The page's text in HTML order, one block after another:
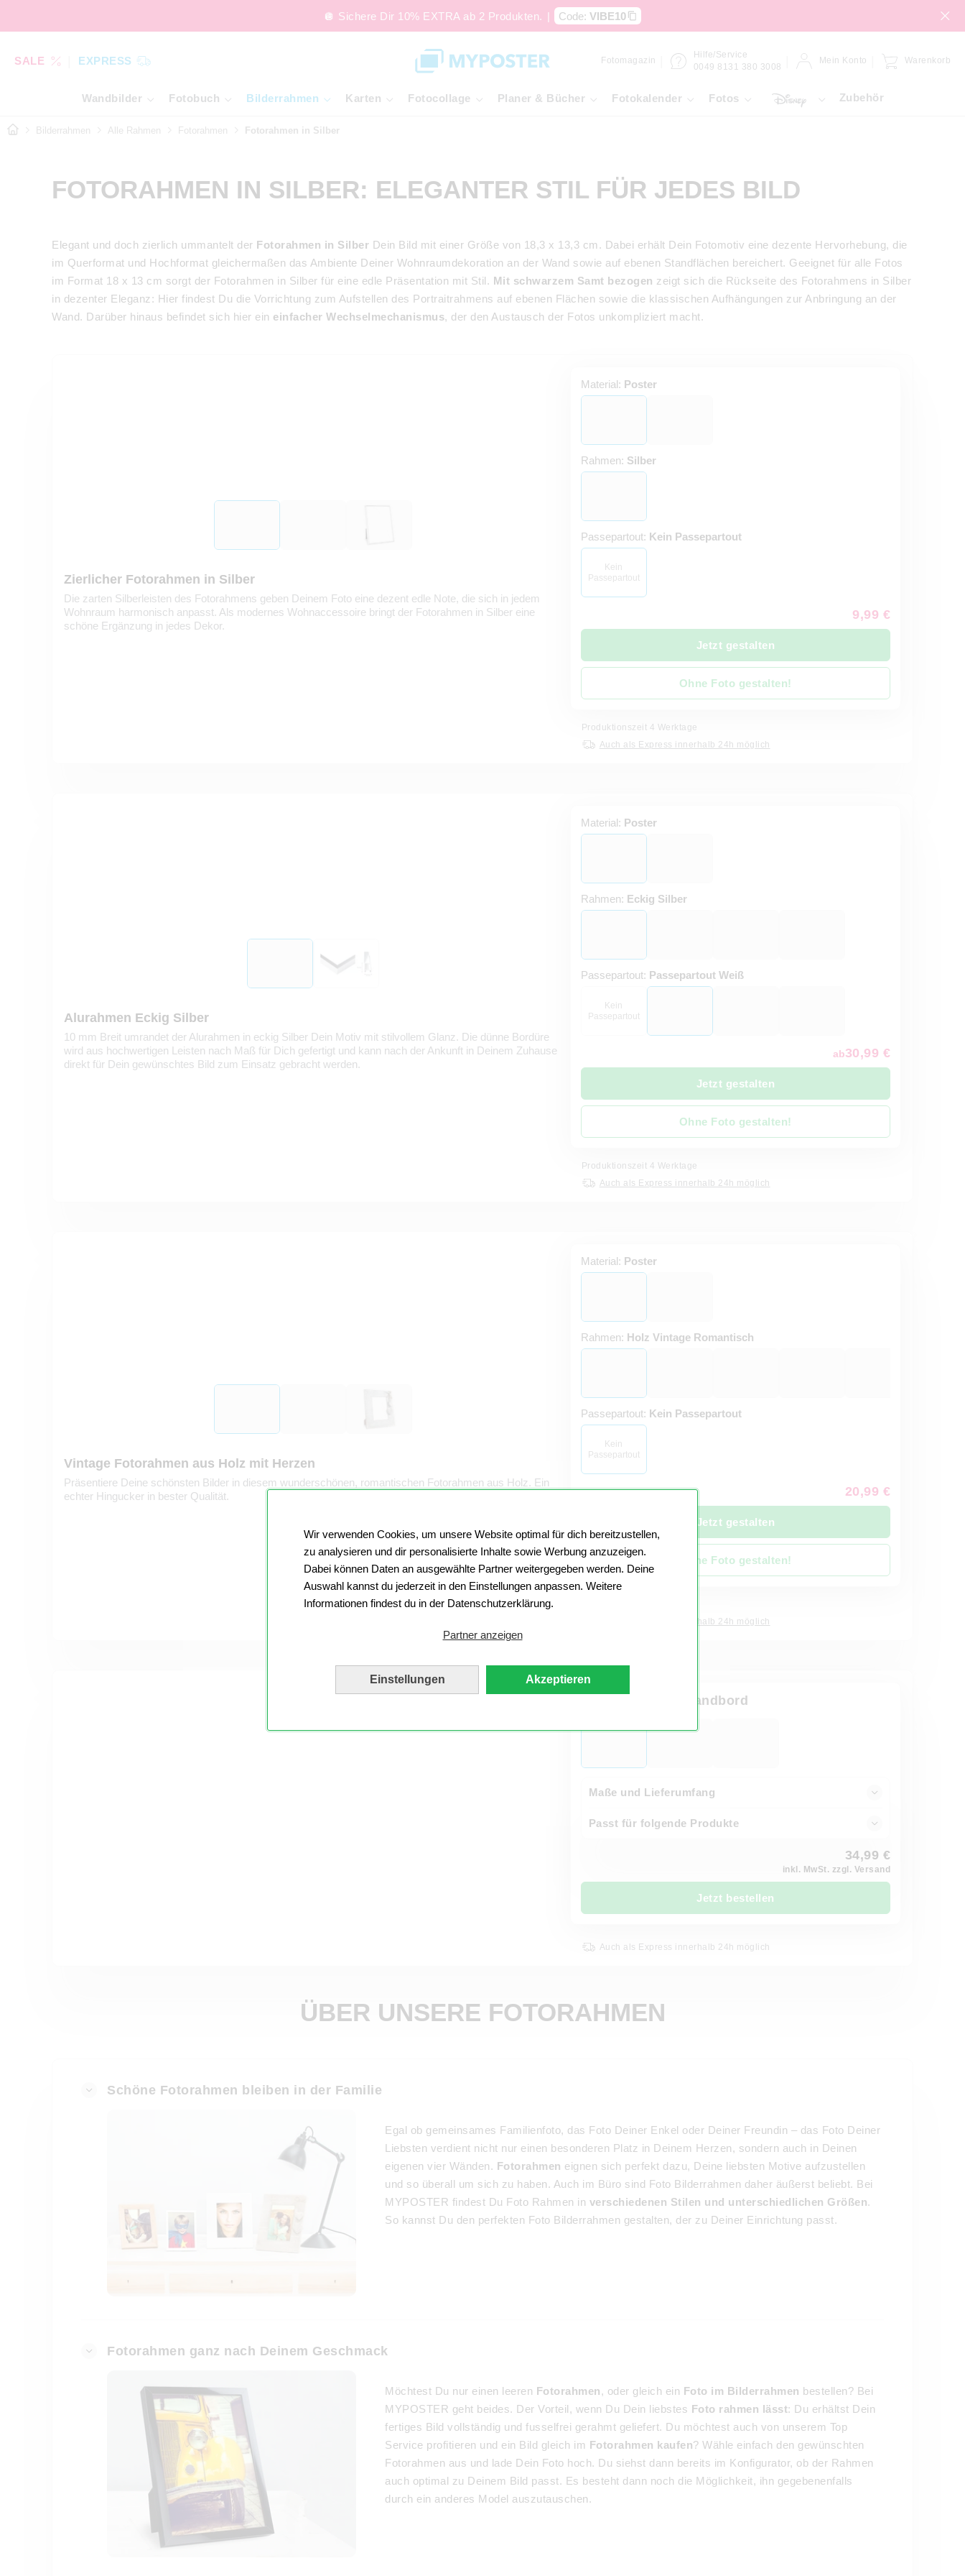
Wir verwenden Cookies, um unsere Website optimal für dich bereitzustellen,
zu analysieren und dir personalisierte Inhalte sowie Werbung anzuzeigen.
Dabei können Daten an ausgewählte Partner weitergegeben werden. Deine
Auswahl kannst du jederzeit in den Einstellungen anpassen. Weitere
Informationen findest du in der Datenschutzerklärung.
Partner anzeigen
Einstellungen Akzeptieren
🪩 Sichere Dir 10% EXTRA ab 2 Produkten. | Code: VIBE10
SALE EXPRESS Fotomagazin
Hilfe/Service
0049 8131 380 3008
Mein Konto Warenkorb
Wandbilder Fotobuch Bilderrahmen Karten Fotocollage Planer & Bücher Fotokalender Fotos Zubehör
Bilderrahmen Alle Rahmen Fotorahmen Fotorahmen in Silber
FOTORAHMEN IN SILBER: ELEGANTER STIL FÜR JEDES BILD
Elegant und doch zierlich ummantelt der Fotorahmen in Silber Dein Bild mit einer Größe von 18,3 x 13,3 cm. Dabei erhält Dein Fotomotiv eine dezente Hervorhebung, die
im Querformat und Hochformat gleichermaßen das Ambiente Deiner Wohnraumdekoration an der Wand sowie auf ebenen Standflächen bereichert. Geeignet für alle Fotos
im Format 18 x 13 cm sorgt der Fotorahmen in Silber für eine edle Präsentation mit Stil. Mit schwarzem Samt bezogen zeigt sich die Rückseite des Fotorahmens in Silber
in dezenter Eleganz: Hier findest Du die Vorrichtung zum Aufstellen des Portraitrahmens auf ebenen Flächen sowie die klassischen Aufhängungen zur Anbringung an der
Wand. Darüber hinaus befindet sich hier ein einfacher Wechselmechanismus, der den Austausch der Fotos unkompliziert macht.
Zierlicher Fotorahmen in Silber
Die zarten Silberleisten des Fotorahmens geben Deinem Foto eine dezent edle Note, die sich in jedem
Wohnraum harmonisch anpasst. Als modernes Wohnaccessoire bringt der Fotorahmen in Silber eine
schöne Ergänzung in jedes Dekor.
Material: Poster
Rahmen: Silber
Passepartout: Kein Passepartout
Kein
Passepartout
9,99 €
Jetzt gestalten
Ohne Foto gestalten!
Produktionszeit 4 Werktage
Auch als Express innerhalb 24h möglich
Alurahmen Eckig Silber
10 mm Breit umrandet der Alurahmen in eckig Silber Dein Motiv mit stilvollem Glanz. Die dünne Bordüre
wird aus hochwertigen Leisten nach Maß für Dich gefertigt und kann nach der Ankunft in Deinem Zuhause
direkt für Dein gewünschtes Bild zum Einsatz gebracht werden.
Material: Poster
Rahmen: Eckig Silber
Passepartout: Passepartout Weiß
Kein
Passepartout
ab30,99 €
Jetzt gestalten
Ohne Foto gestalten!
Produktionszeit 4 Werktage
Auch als Express innerhalb 24h möglich
Vintage Fotorahmen aus Holz mit Herzen
Präsentiere Deine schönsten Bilder in diesem wunderschönen, romantischen Fotorahmen aus Holz. Ein
echter Hingucker in bester Qualität.
Material: Poster
Rahmen: Holz Vintage Romantisch
Passepartout: Kein Passepartout
Kein
Passepartout
20,99 €
Jetzt gestalten
Ohne Foto gestalten!
Auch als Express innerhalb 24h möglich
Nielsen Design Wandbord
Maße und Lieferumfang
Passt für folgende Produkte
34,99 €
inkl. MwSt. zzgl. Versand
Jetzt bestellen
Auch als Express innerhalb 24h möglich
ÜBER UNSERE FOTORAHMEN
Schöne Fotorahmen bleiben in der Familie
Egal ob gemeinsames Familienfoto, das Foto Deiner Enkel oder Deiner Freundin – das Foto Deiner
Liebsten verdient nicht nur einen besonderen Platz in Deinem Herzen, sondern auch in Deinen
eigenen vier Wänden. Fotorahmen eignen sich perfekt dazu, Deine liebsten Motive aufzustellen
und so überall um sich zu haben. Auch im Büro sind Foto Bilderrahmen daher äußerst beliebt. Bei
MYPOSTER findest Du Foto Rahmen in verschiedenen Stilen und unterschiedlichen Größen.
So kannst Du den perfekten Foto Bilderrahmen gestalten, der zu Deiner Einrichtung passt.
Fotorahmen ganz nach Deinem Geschmack
Möchtest Du nur einen leeren Fotorahmen, oder gleich ein Foto im Bilderrahmen bestellen? Bei
MYPOSTER geht beides. Der Vorteil, wenn Du Dein liebstes Foto rahmen lässt: Du erhältst Dein
fertiges Bild vollständig und fusselfrei gerahmt geliefert. Du möchtest auch von unserem Top
Service profitieren und ein Bild gleich im Fotorahmen kaufen? Wähle einfach den gewünschten
Fotorahmen aus und lade Dein Foto hoch. Du siehst dann bereits im Konfigurator, ob der Rahmen
auch optimal zu Deinem Bild passt. Es besteht dann noch die Möglichkeit, ihn gegebenenfalls
durch ein anderes Model auszutauschen.